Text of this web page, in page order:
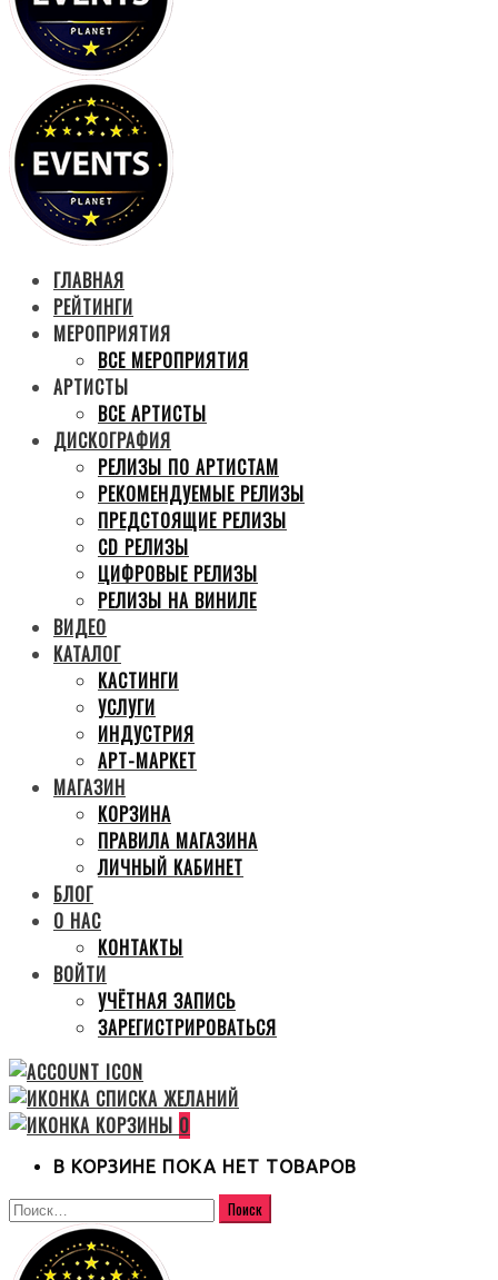
ГЛАВНАЯ
РЕЙТИНГИ
МЕРОПРИЯТИЯ
ВСЕ МЕРОПРИЯТИЯ
АРТИСТЫ
ВСЕ АРТИСТЫ
ДИСКОГРАФИЯ
РЕЛИЗЫ ПО АРТИСТАМ
РЕКОМЕНДУЕМЫЕ РЕЛИЗЫ
ПРЕДСТОЯЩИЕ РЕЛИЗЫ
CD РЕЛИЗЫ
ЦИФРОВЫЕ РЕЛИЗЫ
РЕЛИЗЫ НА ВИНИЛЕ
ВИДЕО
КАТАЛОГ
КАСТИНГИ
УСЛУГИ
ИНДУСТРИЯ
АРТ-МАРКЕТ
МАГАЗИН
КОРЗИНА
ПРАВИЛА МАГАЗИНА
ЛИЧНЫЙ КАБИНЕТ
БЛОГ
О НАС
КОНТАКТЫ
ВОЙТИ
УЧЁТНАЯ ЗАПИСЬ
ЗАРЕГИСТРИРОВАТЬСЯ
0
В КОРЗИНЕ ПОКА НЕТ ТОВАРОВ